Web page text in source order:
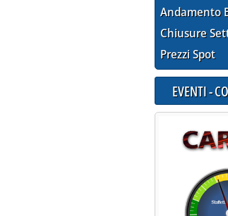
Andamento
Chiusure
Prezzi Spot
EVENTI -